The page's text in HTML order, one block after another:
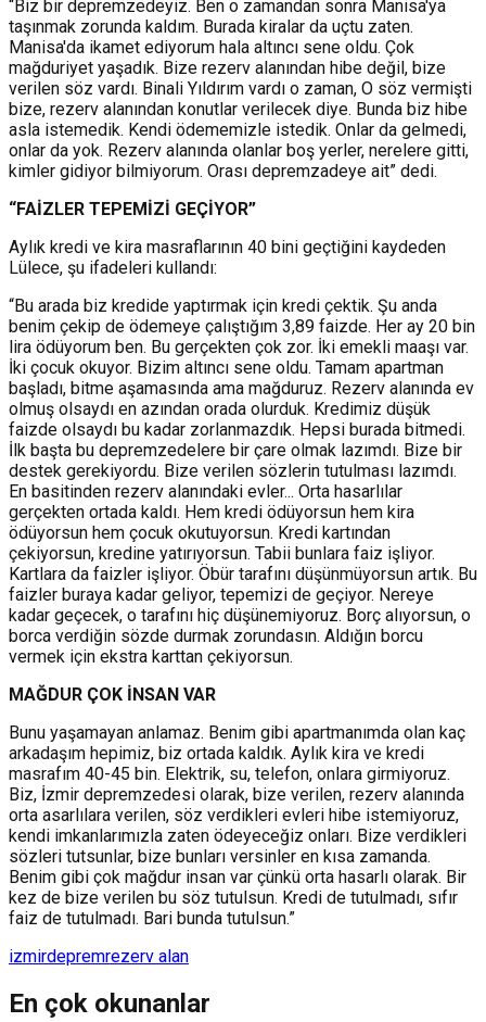
“Biz bir depremzedeyiz. Ben o zamandan sonra Manisa'ya
taşınmak zorunda kaldım. Burada kiralar da uçtu zaten.
Manisa'da ikamet ediyorum hala altıncı sene oldu. Çok
mağduriyet yaşadık. Bize rezerv alanından hibe değil, bize
verilen söz vardı. Binali Yıldırım vardı o zaman, O söz vermişti
bize, rezerv alanından konutlar verilecek diye. Bunda biz hibe
asla istemedik. Kendi ödememizle istedik. Onlar da gelmedi,
onlar da yok. Rezerv alanında olanlar boş yerler, nerelere gitti,
kimler gidiyor bilmiyorum. Orası depremzadeye ait” dedi.
“FAİZLER TEPEMİZİ GEÇİYOR”
Aylık kredi ve kira masraflarının 40 bini geçtiğini kaydeden
Lülece, şu ifadeleri kullandı:
“Bu arada biz kredide yaptırmak için kredi çektik. Şu anda
benim çekip de ödemeye çalıştığım 3,89 faizde. Her ay 20 bin
lira ödüyorum ben. Bu gerçekten çok zor. İki emekli maaşı var.
İki çocuk okuyor. Bizim altıncı sene oldu. Tamam apartman
başladı, bitme aşamasında ama mağduruz. Rezerv alanında ev
olmuş olsaydı en azından orada olurduk. Kredimiz düşük
faizde olsaydı bu kadar zorlanmazdık. Hepsi burada bitmedi.
İlk başta bu depremzedelere bir çare olmak lazımdı. Bize bir
destek gerekiyordu. Bize verilen sözlerin tutulması lazımdı.
En basitinden rezerv alanındaki evler... Orta hasarlılar
gerçekten ortada kaldı. Hem kredi ödüyorsun hem kira
ödüyorsun hem çocuk okutuyorsun. Kredi kartından
çekiyorsun, kredine yatırıyorsun. Tabii bunlara faiz işliyor.
Kartlara da faizler işliyor. Öbür tarafını düşünmüyorsun artık. Bu
faizler buraya kadar geliyor, tepemizi de geçiyor. Nereye
kadar geçecek, o tarafını hiç düşünemiyoruz. Borç alıyorsun, o
borca verdiğin sözde durmak zorundasın. Aldığın borcu
vermek için ekstra karttan çekiyorsun.
MAĞDUR ÇOK İNSAN VAR
Bunu yaşamayan anlamaz. Benim gibi apartmanımda olan kaç
arkadaşım hepimiz, biz ortada kaldık. Aylık kira ve kredi
masrafım 40-45 bin. Elektrik, su, telefon, onlara girmiyoruz.
Biz, İzmir depremzedesi olarak, bize verilen, rezerv alanında
orta asarlılara verilen, söz verdikleri evleri hibe istemiyoruz,
kendi imkanlarımızla zaten ödeyeceğiz onları. Bize verdikleri
sözleri tutsunlar, bize bunları versinler en kısa zamanda.
Benim gibi çok mağdur insan var çünkü orta hasarlı olarak. Bir
kez de bize verilen bu söz tutulsun. Kredi de tutulmadı, sıfır
faiz de tutulmadı. Bari bunda tutulsun.”
izmirdepremrezerv alan
En çok okunanlar